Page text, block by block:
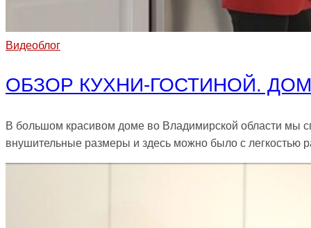
Видеоблог
ОБЗОР КУХНИ-ГОСТИНОЙ.
В большом красивом доме во Владимирской области мы
внушительные размеры и здесь можно было с легкостью